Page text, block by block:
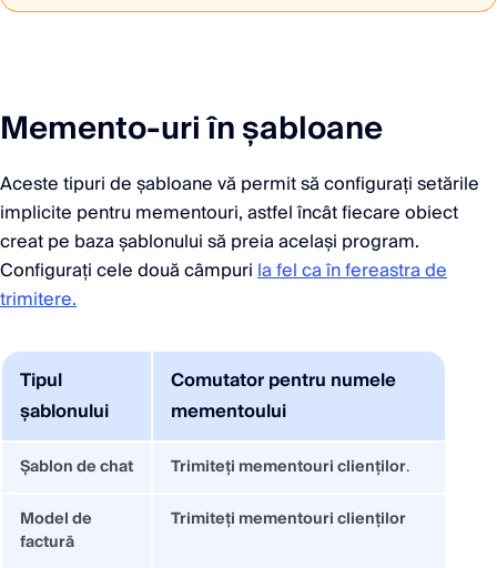
Memento-uri în șabloane
Aceste tipuri de șabloane vă permit să configurați setările
implicite pentru mementouri, astfel încât fiecare obiect
creat pe baza șablonului să preia același program.
Configurați cele două câmpurila fel ca în fereastra de
trimitere.
Tipul
șablonului
Comutator pentru numele
mementoului
Șablon de chat Trimiteți mementouri clienților.
Model de
factură
Trimiteți mementouri clienților